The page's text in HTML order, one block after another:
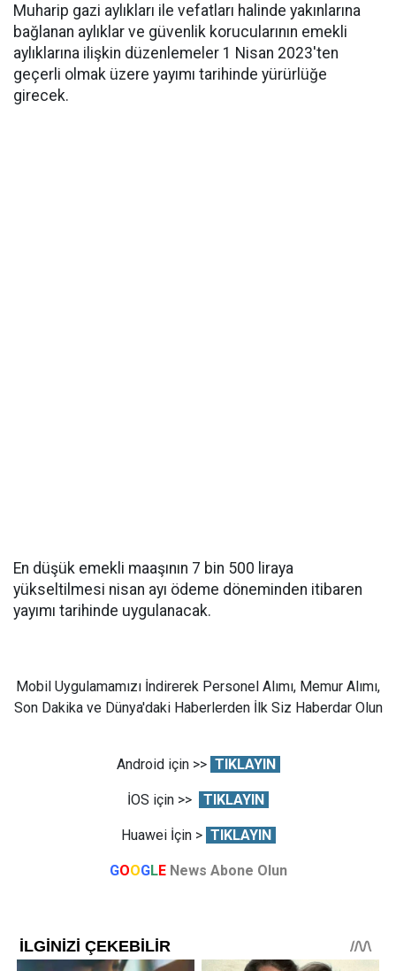
Muharip gazi aylıkları ile vefatları halinde yakınlarına
bağlanan aylıklar ve güvenlik korucularının emekli
aylıklarına ilişkin düzenlemeler 1 Nisan 2023'ten
geçerli olmak üzere yayımı tarihinde yürürlüğe
girecek.
En düşük emekli maaşının 7 bin 500 liraya
yükseltilmesi nisan ayı ödeme döneminden itibaren
yayımı tarihinde uygulanacak.
Mobil Uygulamamızı İndirerek Personel Alımı, Memur Alımı,
Son Dakika ve Dünya'daki Haberlerden İlk Siz Haberdar Olun
Android için >> TIKLAYIN
İOS için >> TIKLAYIN
Huawei İçin > TIKLAYIN
GOOGLE News Abone Olun